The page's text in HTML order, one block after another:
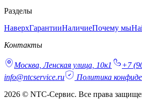
Разделы
НаверхГарантииНаличиеПочему мы
Контакты
Москва, Ленская улица, 10к1
+7
info@ntcservice.ru
Политика
2026 © NTC-Сервис. Все права